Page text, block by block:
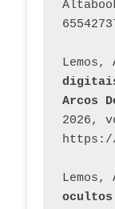
Lemos,
Arcos
2026,
https://
Lemos,
ocultos